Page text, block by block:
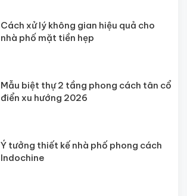
Cách xử lý không gian hiệu quả cho
nhà phố mặt tiền hẹp
Mẫu biệt thự 2 tầng phong cách tân cổ
điển xu hướng 2026
Ý tưởng thiết kế nhà phố phong cách
Indochine